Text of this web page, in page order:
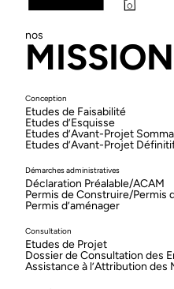
nos
Conception
Etudes de Faisabilité
Etudes d’Esquisse
Etudes d’Avant-Projet
Etudes d’Avant-Projet
Démarches administratives
Déclaration Préalable/ACAM
Permis de Construire/Permis
Permis d’aménager
Consultation
Etudes de Projet
Dossier de Consultation des
Assistance à l’Attribution des